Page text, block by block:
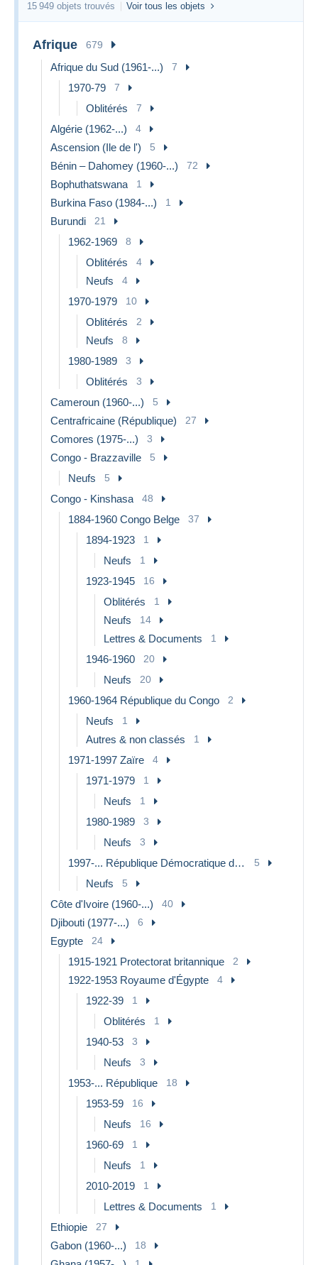
15 949 objets trouvés Voir tous les objets
Afrique 679
Afrique du Sud (1961-...) 7
1970-79 7
Oblitérés 7
Algérie (1962-...) 4
Ascension (Ile de l') 5
Bénin – Dahomey (1960-...) 72
Bophuthatswana 1
Burkina Faso (1984-...) 1
Burundi 21
1962-1969 8
Oblitérés 4
Neufs 4
1970-1979 10
Oblitérés 2
Neufs 8
1980-1989 3
Oblitérés 3
Cameroun (1960-...) 5
Centrafricaine (République) 27
Comores (1975-...) 3
Congo - Brazzaville 5
Neufs 5
Congo - Kinshasa 48
1884-1960 Congo Belge 37
1894-1923 1
Neufs 1
1923-1945 16
Oblitérés 1
Neufs 14
Lettres & Documents 1
1946-1960 20
Neufs 20
1960-1964 République du Congo 2
Neufs 1
Autres & non classés 1
1971-1997 Zaïre 4
1971-1979 1
Neufs 1
1980-1989 3
Neufs 3
1997-... République Démocratique du Congo 5
Neufs 5
Côte d'Ivoire (1960-...) 40
Djibouti (1977-...) 6
Egypte 24
1915-1921 Protectorat britannique 2
1922-1953 Royaume d'Égypte 4
1922-39 1
Oblitérés 1
1940-53 3
Neufs 3
1953-... République 18
1953-59 16
Neufs 16
1960-69 1
Neufs 1
2010-2019 1
Lettres & Documents 1
Ethiopie 27
Gabon (1960-...) 18